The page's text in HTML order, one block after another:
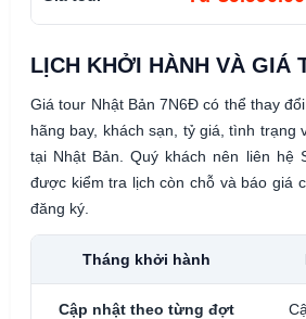
LỊCH KHỞI HÀNH VÀ GIÁ
Giá tour Nhật Bản 7N6Đ có thể thay
hãng bay, khách sạn, tỷ giá, tình trạng
tại Nhật Bản. Quý khách nên liên hệ
được kiểm tra lịch còn chỗ và báo giá
đăng ký.
Tháng khởi hành
Cập nhật theo từng đợt